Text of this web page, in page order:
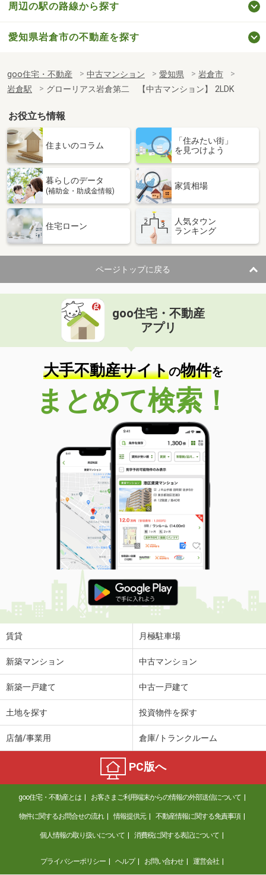
周辺の駅の路線から探す
愛知県岩倉市の不動産を探す
goo住宅・不動産 中古マンション 愛知県
岩倉市
岩倉駅
グローリアス岩倉第二 【中古マンション】 2LDK
お役立ち情報
住まいのコラム
「住みたい街」
を見つけよう
暮らしのデータ
(補助金・助成金情報)
家賃相場
住宅ローン
人気タウン
ランキング
ページトップに戻る
goo住宅・不動産
アプリ
大手不動産サイトの物件を
まとめて検索！
賃貸 月極駐車場
新築マンション 中古マンション
新築一戸建て 中古一戸建て
土地を探す 投資物件を探す
店舗/事業用 倉庫/トランクルーム
PC版へ
goo住宅・不動産とは お客さまご利用端末からの情報の外部送信について
物件に関するお問合せの流れ 情報提供元 不動産情報に関する免責事項
個人情報の取り扱いについて 消費税に関する表記について
プライバシーポリシー ヘルプ お問い合わせ 運営会社